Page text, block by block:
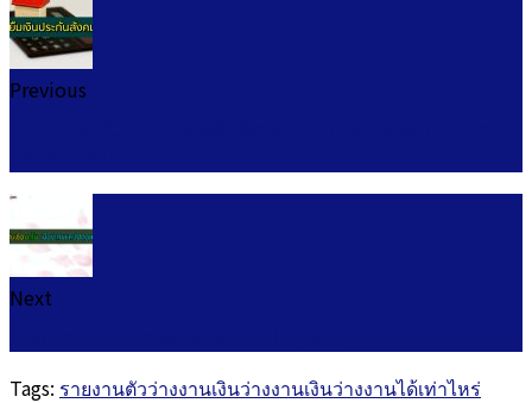
Previous
Next
Tags: รายงานตัวว่างงานเงินว่างงานเงินว่างงานได้เท่าไหร่